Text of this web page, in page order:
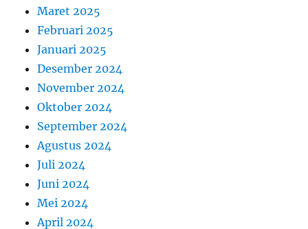
Maret 2025
Februari 2025
Januari 2025
Desember 2024
November 2024
Oktober 2024
September 2024
Agustus 2024
Juli 2024
Juni 2024
Mei 2024
April 2024